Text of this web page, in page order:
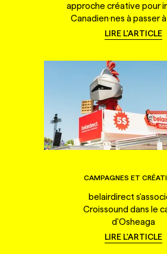
approche créative pour
Canadien·nes à passer
LIRE L'ARTICLE
CAMPAGNES ET
belairdirect
Croissound dans le
d'Osheaga
LIRE L'ARTICLE